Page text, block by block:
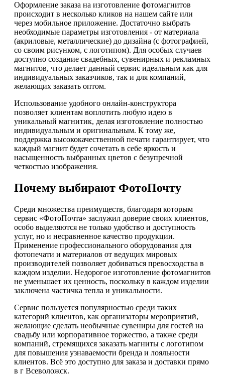
Оформление заказа на изготовление фотомагнитов
происходит в несколько кликов на нашем сайте или
через мобильное приложение. Достаточно выбрать
необходимые параметры изготовления - от материала
(акриловые, металлические) до дизайна (с фотографией,
со своим рисунком, с логотипом). Для особых случаев
доступно создание свадебных, сувенирных и рекламных
магнитов, что делает данный сервис идеальным как для
индивидуальных заказчиков, так и для компаний,
желающих заказать оптом.
Использование удобного онлайн-конструктора
позволяет клиентам воплотить любую идею в
уникальный магнитик, делая изготовление полностью
индивидуальным и оригинальным. К тому же,
поддержка высококачественной печати гарантирует, что
каждый магнит будет сочетать в себе яркость и
насыщенность выбранных цветов с безупречной
четкостью изображения.
Почему выбирают ФотоПочту
Среди множества преимуществ, благодаря которым
сервис «ФотоПочта» заслужил доверие своих клиентов,
особо выделяются не только удобство и доступность
услуг, но и несравненное качество продукции.
Применение профессионального оборудования для
фотопечати и материалов от ведущих мировых
производителей позволяет добиваться превосходства в
каждом изделии. Недорогое изготовление фотомагнитов
не уменьшает их ценность, поскольку в каждом изделии
заключена частичка тепла и уникальности.
Сервис пользуется популярностью среди таких
категорий клиентов, как организаторы мероприятий,
желающие сделать необычные сувениры для гостей на
свадьбу или корпоративное торжество, а также среди
компаний, стремящихся заказать магниты с логотипом
для повышения узнаваемости бренда и лояльности
клиентов. Всё это доступно для заказа и доставки прямо
в г Всеволожск.